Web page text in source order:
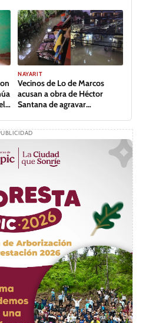
NAYARIT
Vecinos de Lo de Marcos
acusan a obra de Héctor
Santana de agravar